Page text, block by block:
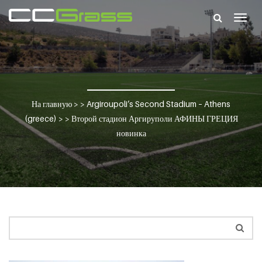
На главную > > Argiroupoli’s Second Stadium – Athens
(greece) > > Второй стадион Аргируполи АФИНЫ ГРЕЦИЯ
новинка